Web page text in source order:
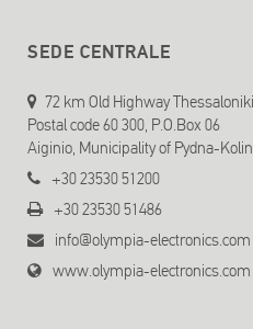
SEDE CENTRALE
72 km Old Highway
Postal code 60 300, P.O.Box 06
Aiginio, Municipality of Pydna-
+30 23530 51200
+30 23530 51486
info@olympia-electronics.com
www.olympia-electronics.com